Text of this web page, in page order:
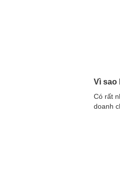
Vì sao
Có rất
doanh